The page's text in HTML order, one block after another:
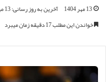
13 مهر 1404
آخرین به روز رسانی: 13 مهر 1404
خواندن این مطلب 17 دقیقه زمان میبرد